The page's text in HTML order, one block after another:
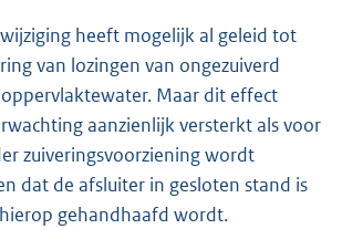
heeft mogelijk al geleid tot
van lozingen van ongezuiverd
Maar dit effect
aanzienlijk versterkt als voor
zuiveringsvoorziening wordt
dat de afsluiter in gesloten stand is
gehandhaafd wordt.